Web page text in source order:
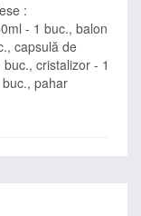
:
- 1 buc., balon
capsulă de
cristalizor - 1
pahar